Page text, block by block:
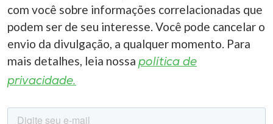
com você sobre informações correlacionadas que
podem ser de seu interesse. Você pode cancelar o
envio da divulgação, a qualquer momento. Para
mais detalhes, leia nossa política de
privacidade.